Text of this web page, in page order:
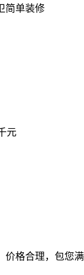
简单装修
元
价格合理，包您